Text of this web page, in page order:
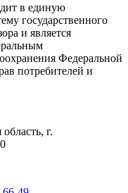
в единую
государственного
и является
Федеральной
потребителей и
г.